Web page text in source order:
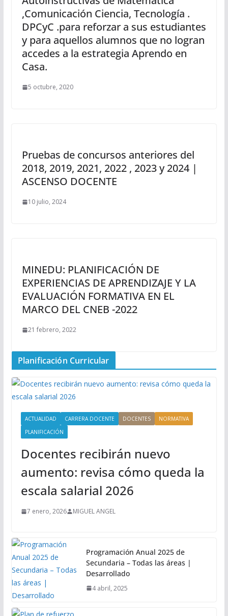
,Comunicación Ciencia, Tecnología .
DPCyC .para reforzar a sus estudiantes
y para aquellos alumnos que no logran
accedes a la estrategia Aprendo en
Casa.
5 octubre, 2020
Pruebas de concursos anteriores del
2018, 2019, 2021, 2022 , 2023 y 2024 |
ASCENSO DOCENTE
10 julio, 2024
MINEDU: PLANIFICACIÓN DE
EXPERIENCIAS DE APRENDIZAJE Y LA
EVALUACIÓN FORMATIVA EN EL
MARCO DEL CNEB -2022
21 febrero, 2022
Planificación Curricular
ACTUALIDAD CARRERA DOCENTE DOCENTES
NORMATIVA
PLANIFICACIÓN
Docentes recibirán nuevo
aumento: revisa cómo queda la
escala salarial 2026
7 enero, 2026 MIGUEL ANGEL
Programación Anual 2025 de
Secundaria – Todas las áreas |
Desarrollado
4 abril, 2025